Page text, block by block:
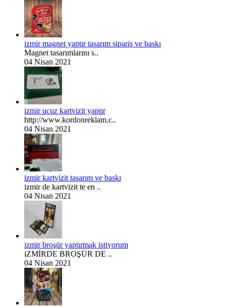
izmir magnet yaptır tasarım sipariş ve baskı
Magnet tasarımlarını s..
04 Nisan 2021
izmir ucuz kartvizit yaptır
http://www.kordonreklam.c..
04 Nisan 2021
izmir kartvizit tasarım ve baskı
izmir de kartvizit te en ..
04 Nisan 2021
izmir broşür yaptırmak istiyorum
iZMİRDE BROŞÜR DE ..
04 Nisan 2021